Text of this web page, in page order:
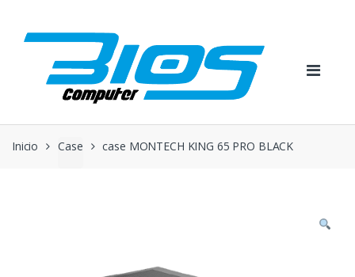
navigation
content
Inicio Case case MONTECH KING 65 PRO BLACK